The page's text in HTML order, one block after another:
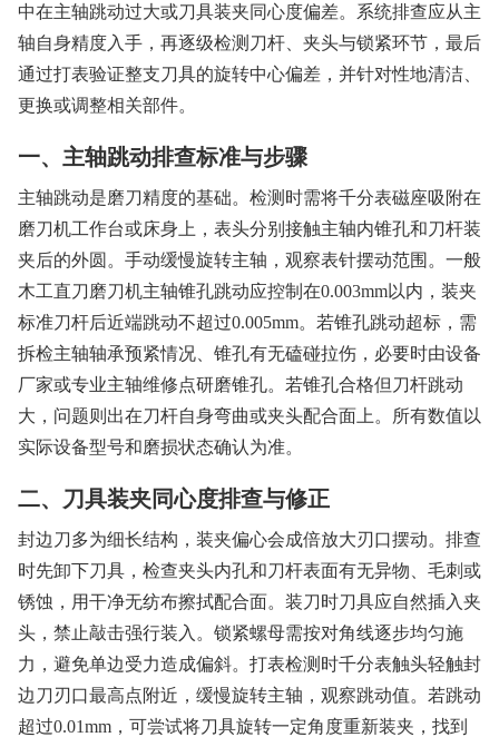
中在主轴跳动过大或刀具装夹同心度偏差。系统排查应从主
轴自身精度入手，再逐级检测刀杆、夹头与锁紧环节，最后
通过打表验证整支刀具的旋转中心偏差，并针对性地清洁、
更换或调整相关部件。
一、主轴跳动排查标准与步骤
主轴跳动是磨刀精度的基础。检测时需将千分表磁座吸附在
磨刀机工作台或床身上，表头分别接触主轴内锥孔和刀杆装
夹后的外圆。手动缓慢旋转主轴，观察表针摆动范围。一般
木工直刀磨刀机主轴锥孔跳动应控制在0.003mm以内，装夹
标准刀杆后近端跳动不超过0.005mm。若锥孔跳动超标，需
拆检主轴轴承预紧情况、锥孔有无磕碰拉伤，必要时由设备
厂家或专业主轴维修点研磨锥孔。若锥孔合格但刀杆跳动
大，问题则出在刀杆自身弯曲或夹头配合面上。所有数值以
实际设备型号和磨损状态确认为准。
二、刀具装夹同心度排查与修正
封边刀多为细长结构，装夹偏心会成倍放大刃口摆动。排查
时先卸下刀具，检查夹头内孔和刀杆表面有无异物、毛刺或
锈蚀，用干净无纺布擦拭配合面。装刀时刀具应自然插入夹
头，禁止敲击强行装入。锁紧螺母需按对角线逐步均匀施
力，避免单边受力造成偏斜。打表检测时千分表触头轻触封
边刀刃口最高点附近，缓慢旋转主轴，观察跳动值。若跳动
超过0.01mm，可尝试将刀具旋转一定角度重新装夹，找到